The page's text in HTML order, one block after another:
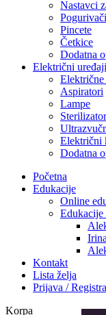
Nastavci
Pogurivači
Pincete
Četkice
Dodatna
Električni uređaji
Aspiratori
Lampe
Električni
Dodatna
Početna
Edukacije
Online
Kontakt
Lista želja
Prijava /
Korpa